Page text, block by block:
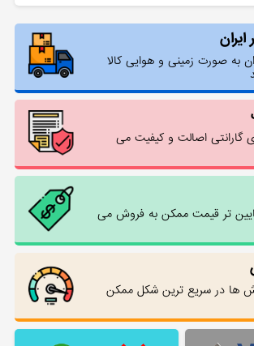
به صورت زمینی و هوایی کالا
گارانتی اصالت و کیفیت می
پایین تر قیمت ممکن به فروش می
ها در سریع ترین شکل ممکن